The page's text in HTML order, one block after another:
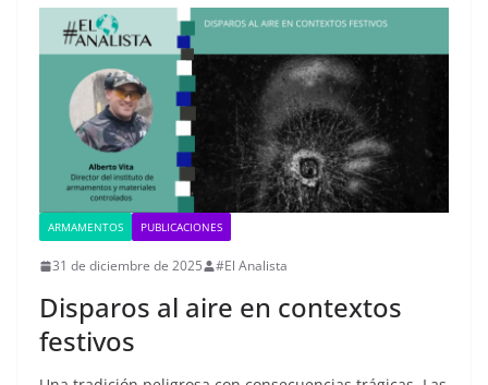
ARMAMENTOS PUBLICACIONES
31 de diciembre de 2025 #El Analista
Disparos al aire en contextos
festivos